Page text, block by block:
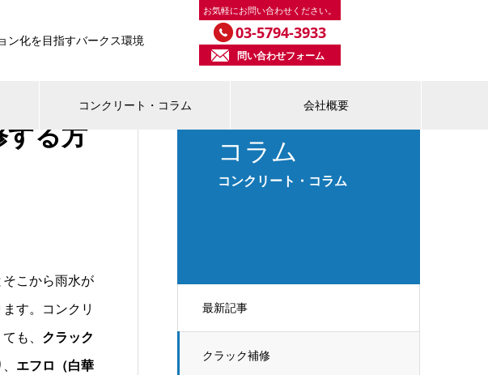
ン化を目指すバークス環境
お気軽にお問い合わせください。
03-5794-3933
問い合わせフォーム
コンクリート・コラム 会社概要
コラム
コンクリート・コラム
最新記事
クラック補修
する方
こから雨水が
す。コンクリ
も、 クラック
、 エフロ（白華